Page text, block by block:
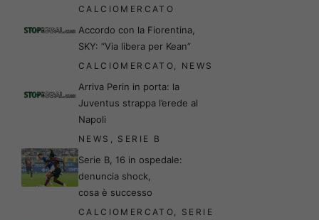
CALCIOMERCATO
Accordo con la Fiorentina,
SKY: “Via libera per Kean”
CALCIOMERCATO NEWS
Arriva Perin in porta: la
Juventus strappa l’erede al
Napoli
NEWS SERIE B
Serie B, 16 in ospedale:
denuncia shock,
cosa è successo
CALCIOMERCATO
SERIE